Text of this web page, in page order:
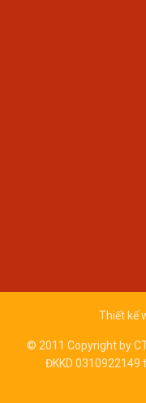
Thiết kế
© 2011 Copyright by
ĐKKD 0310922149